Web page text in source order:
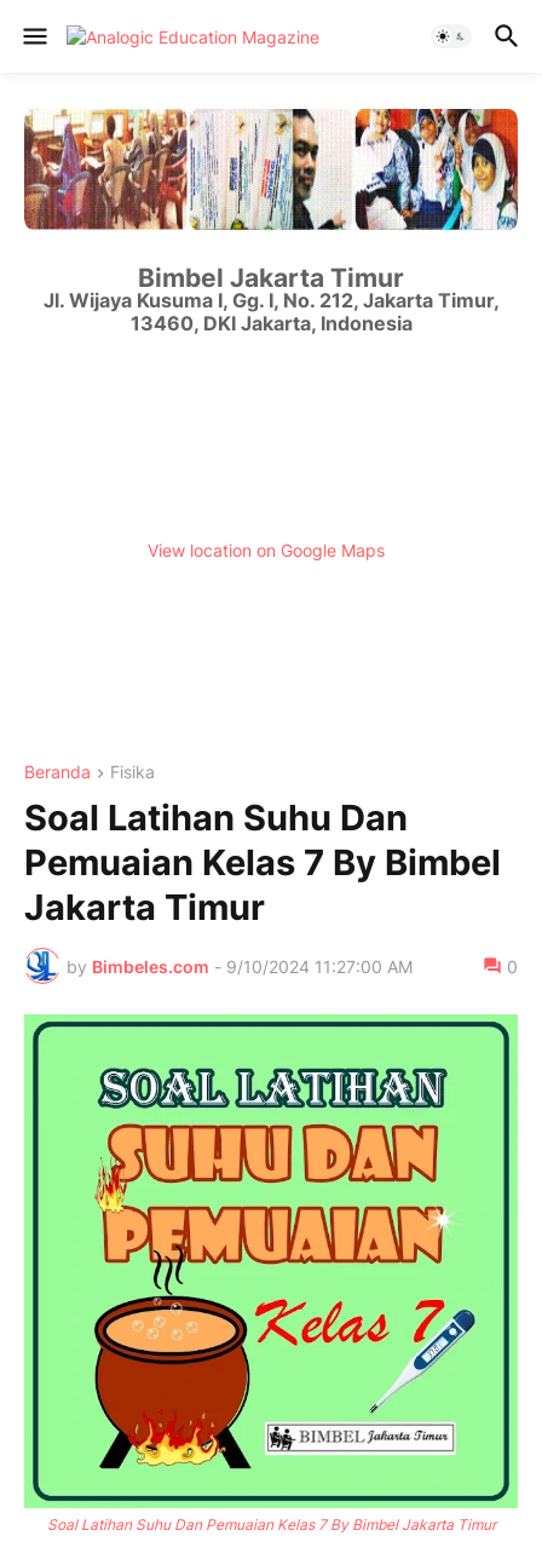
Bimbel Jakarta Timur
Jl. Wijaya Kusuma I, Gg. I, No. 212, Jakarta Timur,
13460, DKI Jakarta, Indonesia
View location on Google Maps
Beranda Fisika
Soal Latihan Suhu Dan
Pemuaian Kelas 7 By Bimbel
Jakarta Timur
by Bimbeles.com - 9/10/2024 11:27:00 AM 0
Soal Latihan Suhu Dan Pemuaian Kelas 7 By Bimbel Jakarta Timur